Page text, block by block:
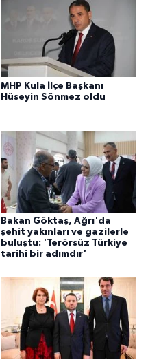
MHP Kula İlçe Başkanı
Hüseyin Sönmez oldu
Bakan Göktaş, Ağrı'da
şehit yakınları ve gazilerle
buluştu: 'Terörsüz Türkiye
tarihi bir adımdır'